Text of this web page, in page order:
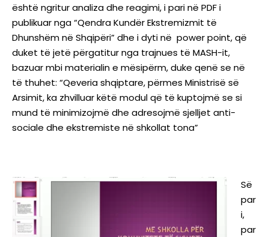
është ngritur analiza dhe reagimi, i pari në PDF i
publikuar nga “Qendra Kundër Ekstremizmit të
Dhunshëm në Shqipëri” dhe i dyti në power point, që
duket të jetë përgatitur nga trajnues të MASH-it,
bazuar mbi materialin e mësipërm, duke qenë se në
të thuhet: “Qeveria shqiptare, përmes Ministrisë së
Arsimit, ka zhvilluar këtë modul që të kuptojmë se si
mund të minimizojmë dhe adresojmë sjelljet anti-
sociale dhe ekstremiste në shkollat tona”
Së
par
i,
par